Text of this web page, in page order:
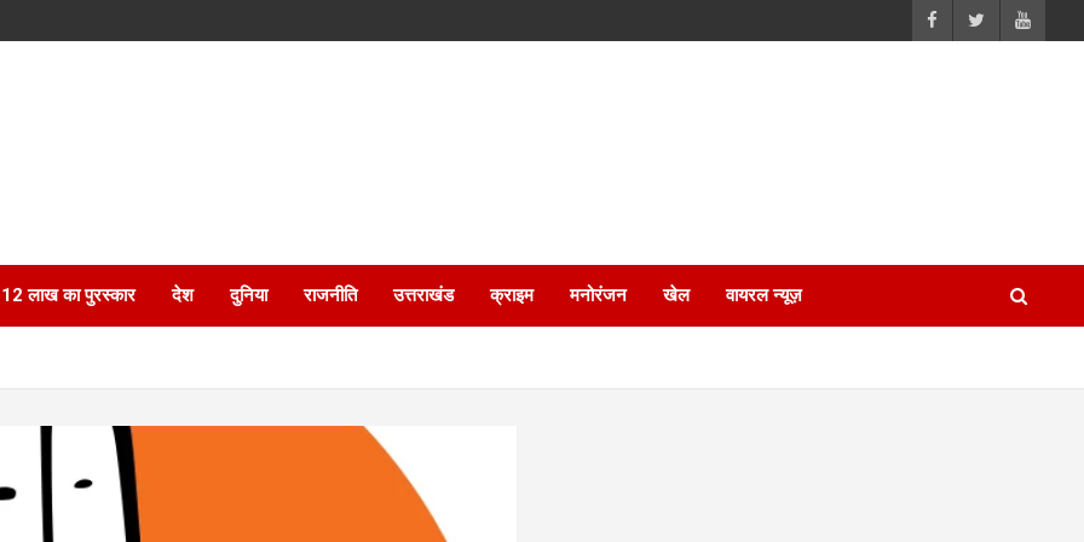
12 लाख का पुरस्कार देश दुनिया राजनीति उत्तराखंड क्राइम मनोरंजन खेल वायरल न्यूज़